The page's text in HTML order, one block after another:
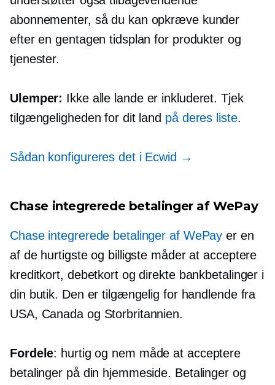
abonnementer, så du kan opkræve kunder
efter en gentagen tidsplan for produkter og
tjenester.
Ulemper: Ikke alle lande er inkluderet. Tjek
tilgængeligheden for dit land på deres liste.
Sådan konfigureres det i Ecwid →
Chase integrerede betalinger af WePay
Chase integrerede betalinger af WePay er en
af ​​de hurtigste og billigste måder at acceptere
kreditkort, debetkort og direkte bankbetalinger i
din butik. Den er tilgængelig for handlende fra
USA, Canada og Storbritannien.
Fordele: hurtig og nem måde at acceptere
betalinger på din hjemmeside. Betalinger og